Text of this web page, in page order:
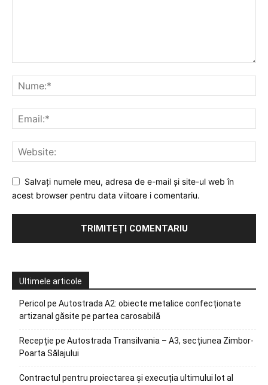
Salvați numele meu, adresa de e-mail și site-ul web în
acest browser pentru data viitoare i comentariu.
Ultimele articole
Pericol pe Autostrada A2: obiecte metalice confecționate
artizanal găsite pe partea carosabilă
Recepție pe Autostrada Transilvania – A3, secțiunea Zimbor-
Poarta Sălajului
Contractul pentru proiectarea și execuția ultimului lot al